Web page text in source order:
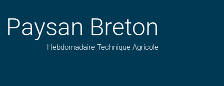
Paysan Breton
Hebdomadaire Technique Agricole